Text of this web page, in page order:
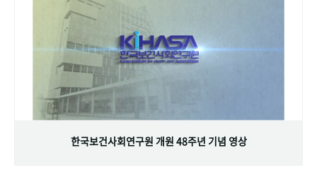
한국보건사회연구원 개원 48주년 기념 영상